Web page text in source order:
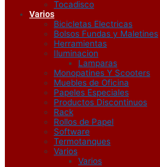
Tocadisco
Varios
Bicicletas Electricas
Bolsos Fundas y Maletines
Herramientas
Iluminacion
Lamparas
Monopatines Y Scooters
Muebles de Oficina
Papeles Especiales
Productos Discontinuos
Rack
Rollos de Papel
Software
Termotanques
Varios
Varios